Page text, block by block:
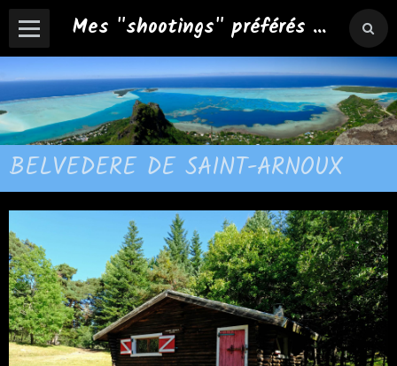
Mes "shootings" préférés ...
BELVEDERE DE SAINT-ARNOUX